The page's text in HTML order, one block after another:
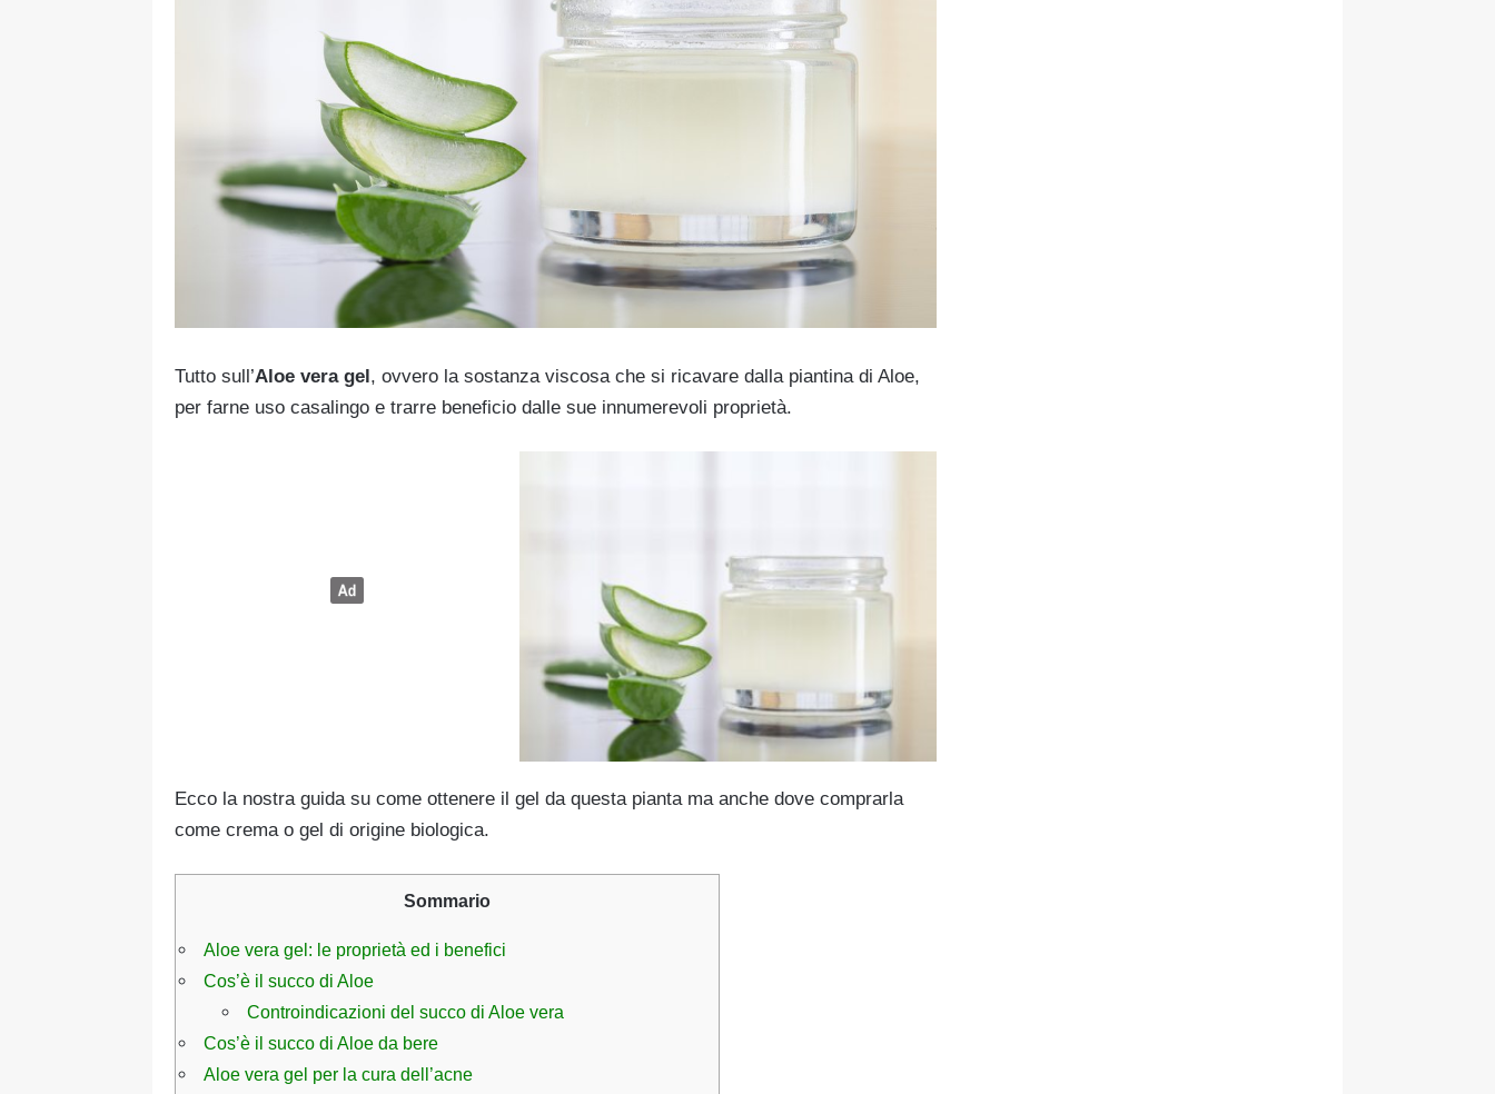
Tutto sull’Aloe vera gel, ovvero la sostanza viscosa che si ricavare dalla piantina di Aloe,
per farne uso casalingo e trarre beneficio dalle sue innumerevoli proprietà.
Ecco la nostra guida su come ottenere il gel da questa pianta ma anche dove comprarla
come crema o gel di origine biologica.
Sommario
Aloe vera gel: le proprietà ed i benefici
Cos’è il succo di Aloe
Controindicazioni del succo di Aloe vera
Cos’è il succo di Aloe da bere
Aloe vera gel per la cura dell’acne